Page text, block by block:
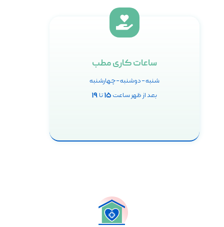
ساعات کاری مطب
شنبه – دوشنبه – چهارشنبه
بعد از ظهر ساعت ۱۵تا ۱۹